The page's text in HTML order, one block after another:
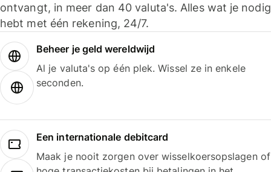
ontvangt, in meer dan 40 valuta's. Alles wat je nodig
hebt met één rekening, 24/7.
Beheer je geld wereldwijd
Al je valuta's op één plek. Wissel ze in enkele
seconden.
Een internationale debitcard
Maak je nooit zorgen over wisselkoersopslagen of